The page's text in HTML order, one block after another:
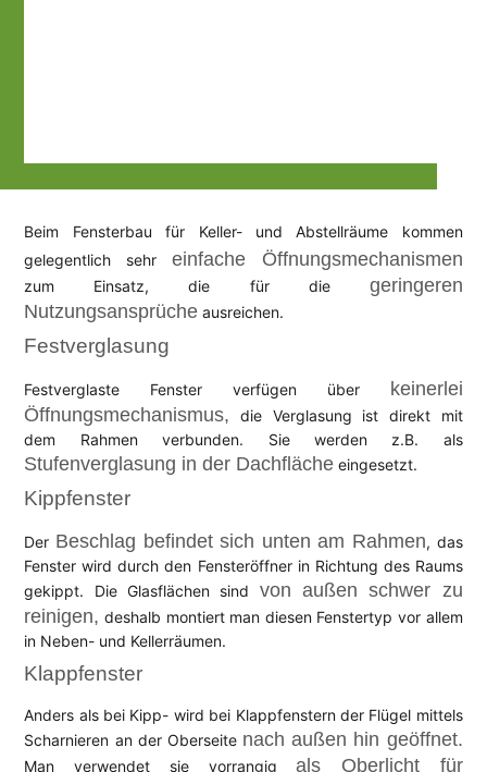
Beim Fensterbau für Keller- und Abstellräume kommen
gelegentlich sehr einfache Öffnungsmechanismen
zum Einsatz, die für die geringeren
Nutzungsansprüche ausreichen.
Festverglasung
Festverglaste Fenster verfügen über
keinerlei
Öffnungsmechanismus, die Verglasung ist direkt mit
dem Rahmen verbunden. Sie werden z.B. als
Stufenverglasung in der Dachfläche eingesetzt.
Kippfenster
Der Beschlag befindet sich unten am Rahmen, das
Fenster wird durch den Fensteröffner in Richtung des Raums
gekippt. Die Glasflächen sind von außen schwer zu
reinigen, deshalb montiert man diesen Fenstertyp vor allem
in Neben- und Kellerräumen.
Klappfenster
Anders als bei Kipp- wird bei Klappfenstern der Flügel mittels
Scharnieren an der Oberseite nach außen hin geöffnet.
Man verwendet sie vorrangigals Oberlicht für